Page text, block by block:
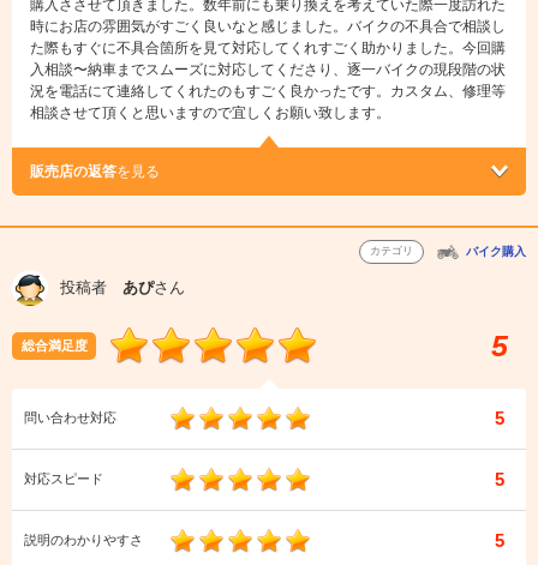
購入ささせて頂きました。数年前にも乗り換えを考えていた際一度訪れた
時にお店の雰囲気がすごく良いなと感じました。バイクの不具合で相談し
た際もすぐに不具合箇所を見て対応してくれすごく助かりました。今回購
入相談〜納車までスムーズに対応してくださり、逐一バイクの現段階の状
況を電話にて連絡してくれたのもすごく良かったです。カスタム、修理等
相談させて頂くと思いますので宜しくお願い致します。
販売店の返答を見る
カテゴリ バイク購入
投稿者 あぴさん
総合満足度 5
問い合わせ対応 5
対応スピード 5
説明のわかりやすさ 5